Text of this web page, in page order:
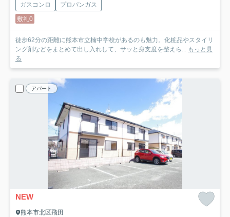
ガスコンロ
プロパンガス
敷礼0
徒歩62分の距離に熊本市立楠中学校があるのも魅力。化粧品やスタイリ
ング剤などをまとめて出し入れして、サッと身支度を整えら... もっと見
る
アパート
NEW
熊本市北区飛田